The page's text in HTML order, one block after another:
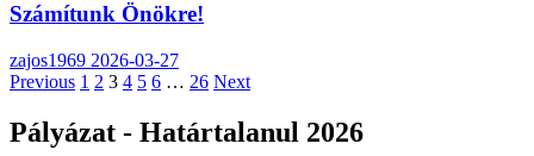
Számítunk Önökre!
zajos1969 2026-03-27
Bejegyzések
lapozása
Previous 1 2 3 4 5 6 … 26 Next
Pályázat - Határtalanul 2026